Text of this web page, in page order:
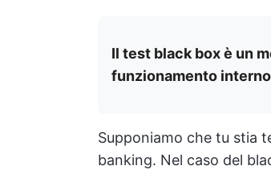
Il test black box è un
funzionamento
Supponiamo che tu stia
banking. Nel caso del